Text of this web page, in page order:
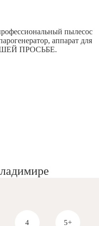
пылесос
аппарат для
ПРОСЬБЕ.
4 5+